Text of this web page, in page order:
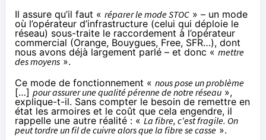
Il assure qu’il faut « réparer le mode STOC » – un mode
où l’opérateur d’infrastructure (celui qui déploie le
réseau) sous-traite le raccordement à l’opérateur
commercial (Orange, Bouygues, Free, SFR…), dont
nous avons déjà largement parlé – et donc « mettre
des moyens ».
Ce mode de fonctionnement « nous pose un problème
[…] pour assurer une qualité pérenne de notre réseau »,
explique-t-il. Sans compter le besoin de remettre en
état les armoires et le coût que cela engendre, il
rappelle une autre réalité : «La fibre, c'est fragile. On
peut tordre un fil de cuivre alors que la fibre se casse ».